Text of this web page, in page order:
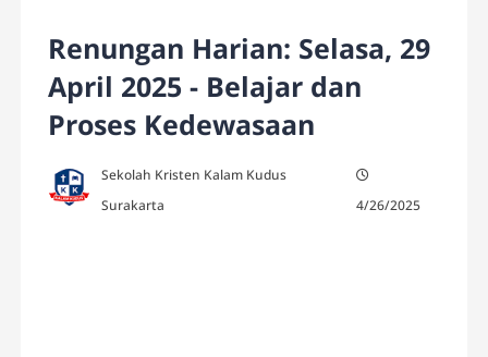
Renungan Harian: Selasa, 29
April 2025 - Belajar dan
Proses Kedewasaan
Sekolah Kristen Kalam Kudus
Surakarta
4/26/2025